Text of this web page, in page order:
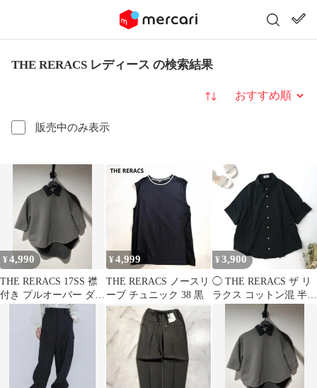
THE RERACS レディース の検索結果
販売中のみ表示
並び替え
¥4,990
THE RERACS 17SS 襟
付き プルオーバー ダン
ボールニット
¥4,999
THE RERACS ノースリ
ーブ チュニック 38 黒
¥ 3,900
◯ THE RERACS ザ リ
ラクス コットン混 半袖
オーバーシャツ 日本製